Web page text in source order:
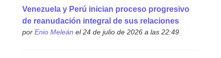
Venezuela y Perú inician proceso progresivo
de reanudación integral de sus relaciones
por Enio Meleán el 24 de julio de 2026 a las 22:49